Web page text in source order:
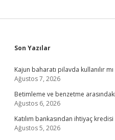
Sidebar
Son Yazılar
Kajun baharatı pilavda kullanılır mı
Ağustos 7, 2026
Betimleme ve benzetme
Ağustos 6, 2026
Katılım bankasından ihtiyaç
Ağustos 5, 2026